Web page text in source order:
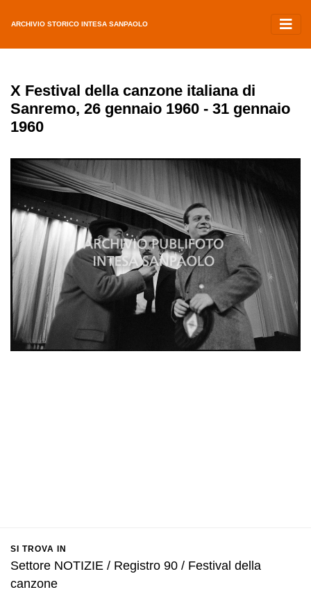
ARCHIVIO STORICO INTESA SANPAOLO
X Festival della canzone italiana di
Sanremo, 26 gennaio 1960 - 31 gennaio
1960
SI TROVA IN
Settore NOTIZIE / Registro 90 / Festival della
canzone